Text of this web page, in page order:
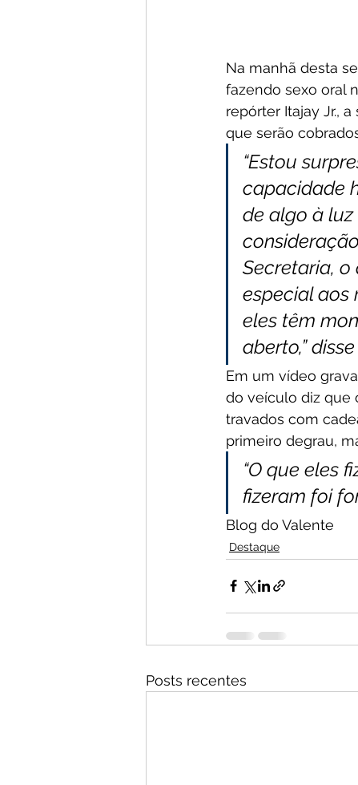
Na manhã desta
fazendo sexo oral
repórter Itajay Jr.,
que serão
“Estou
capacidade
de algo à
Secretaria,
especial aos
eles têm
aberto,”
Em um vídeo
do veículo diz que
travados com
primeiro degrau,
“O que eles
fizeram foi
Blog do Valente
Destaque
Posts recentes